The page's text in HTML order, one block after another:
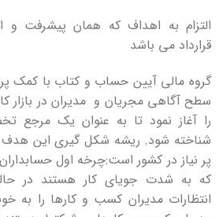
التزام به اهداف که همان پیشرفت
قرارداد می باشد
گروه مالی آیین حساب و کتاب با کمک
سطح آگاهی مجریان و مدیران در بازار
را آغاز نمود تا به عنوان یک مرجع
شناخته شود. ریشه شکل گیری این
پر نیاز در کشور است:چرخه اول
که به شدت جویای کار هستند در
انتظارات مدیران کسب و کارها را به